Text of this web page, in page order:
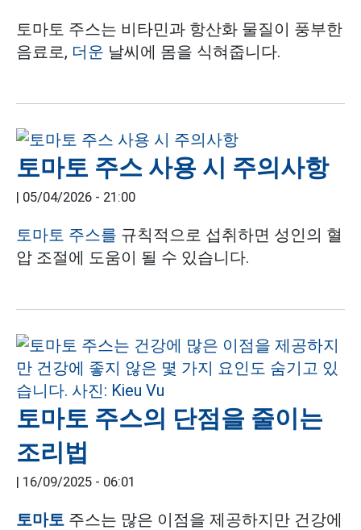
토마토 주스는 비타민과 항산화 물질이 풍부한
음료로, 더운 날씨에 몸을 식혀줍니다.
토마토 주스 사용 시 주의사항
| 05/04/2026 - 21:00
토마토 주스를 규칙적으로 섭취하면 성인의 혈
압 조절에 도움이 될 수 있습니다.
토마토 주스의 단점을 줄이는
조리법
| 16/09/2025 - 06:01
토마토 주스는 많은 이점을 제공하지만 건강에